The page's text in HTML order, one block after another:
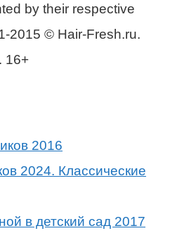
by their respective
2015 © Hair-Fresh.ru.
16+
2024. Классические